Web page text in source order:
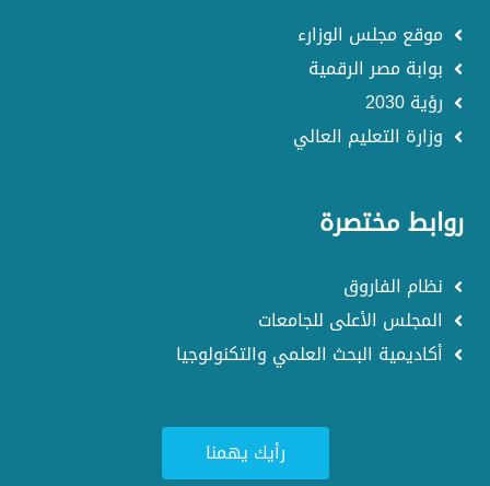
موقع مجلس الوزارء
بوابة مصر الرقمية
رؤية 2030
وزارة التعليم العالي
روابط مختصرة
نظام الفاروق
المجلس الأعلى للجامعات
أكاديمية البحث العلمي والتكنولوجيا
رأيك يهمنا